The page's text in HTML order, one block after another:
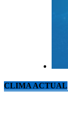
CLIMA ACTUAL